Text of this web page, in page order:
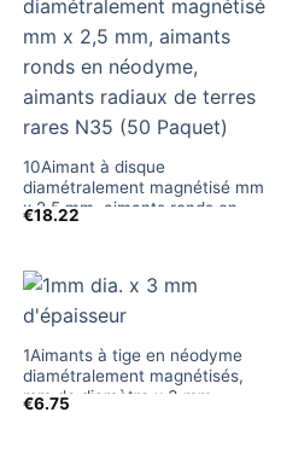
10Aimant à disque
diamétralement magnétisé mm
x 2,5 mm, aimants ronds en
néodyme, aimants radiaux de
€18.22
1Aimants à tige en néodyme
diamétralement magnétisés,
mm de diamètre x 3 mm
d'épaisseur, aimants radiaux de
€6.75